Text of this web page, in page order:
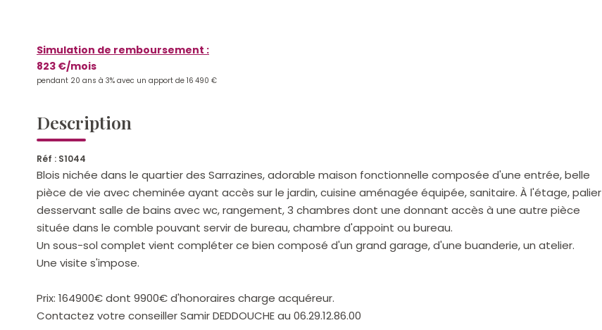
Simulation de remboursement :
823 €/mois
pendant 20 ans à 3% avec un apport de 16 490 €
Description
Réf : S1044
Blois nichée dans le quartier des Sarrazines, adorable maison fonctionnelle composée d'une entrée, belle
pièce de vie avec cheminée ayant accès sur le jardin, cuisine aménagée équipée, sanitaire. À l'étage, palier
desservant salle de bains avec wc, rangement, 3 chambres dont une donnant accès à une autre pièce
située dans le comble pouvant servir de bureau, chambre d'appoint ou bureau.
Un sous-sol complet vient compléter ce bien composé d'un grand garage, d'une buanderie, un atelier.
Une visite s'impose.
Prix: 164900€ dont 9900€ d'honoraires charge acquéreur.
Contactez votre conseiller Samir DEDDOUCHE au 06.29.12.86.00